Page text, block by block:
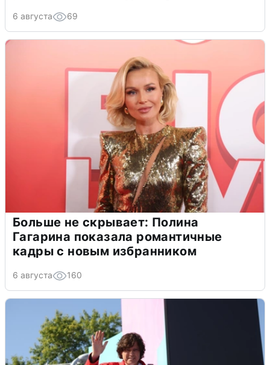
6 августа 69
Больше не скрывает: Полина
Гагарина показала романтичные
кадры с новым избранником
6 августа 160